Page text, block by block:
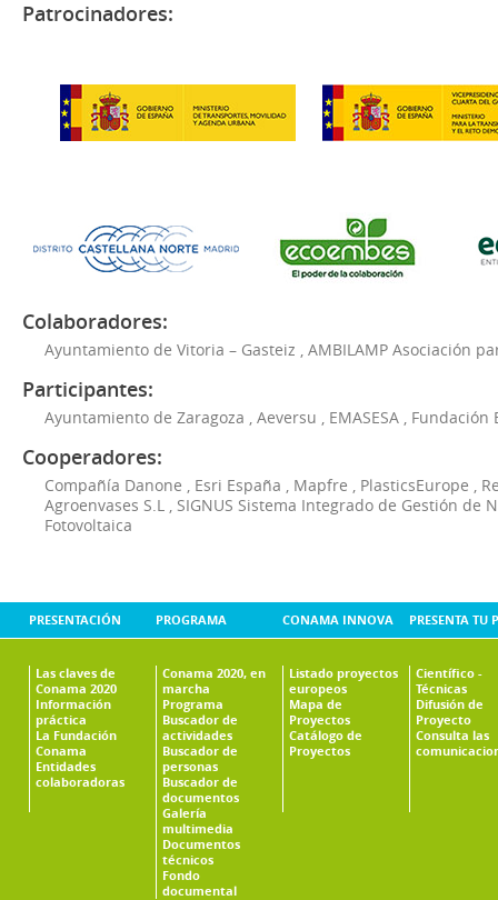
Patrocinadores:
Colaboradores:
Ayuntamiento de Vitoria – Gasteiz AMBILAMP Asociación
Participantes:
Ayuntamiento de Zaragoza Aeversu EMASESA Fundación
Cooperadores:
Compañía Danone Esri España Mapfre PlasticsEurope
Agroenvases S.L
SIGNUS Sistema Integrado de Gestión de
Fotovoltaica
PRESENTACIÓN
Las claves de
Conama 2020
Información
práctica
La Fundación
Conama
Entidades
colaboradoras
PROGRAMA
Conama 2020, en
marcha
Programa
Buscador de
actividades
Buscador de
personas
Buscador de
documentos
Galería
multimedia
Documentos
técnicos
Fondo
documental
CONAMA INNOVA
Listado proyectos
europeos
Mapa de
Proyectos
Catálogo de
Proyectos
PRESENTA TU
Científico -
Técnicas
Difusión de
Proyecto
Consulta las